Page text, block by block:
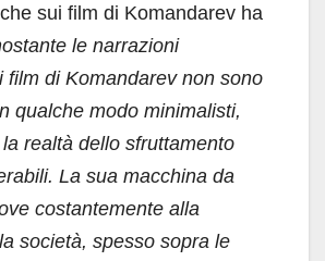
sui film di Komandarev ha
le narrazioni
film di Komandarev non sono
qualche modo minimalisti,
realtà dello sfruttamento
La sua macchina da
costantemente alla
società, spesso sopra le